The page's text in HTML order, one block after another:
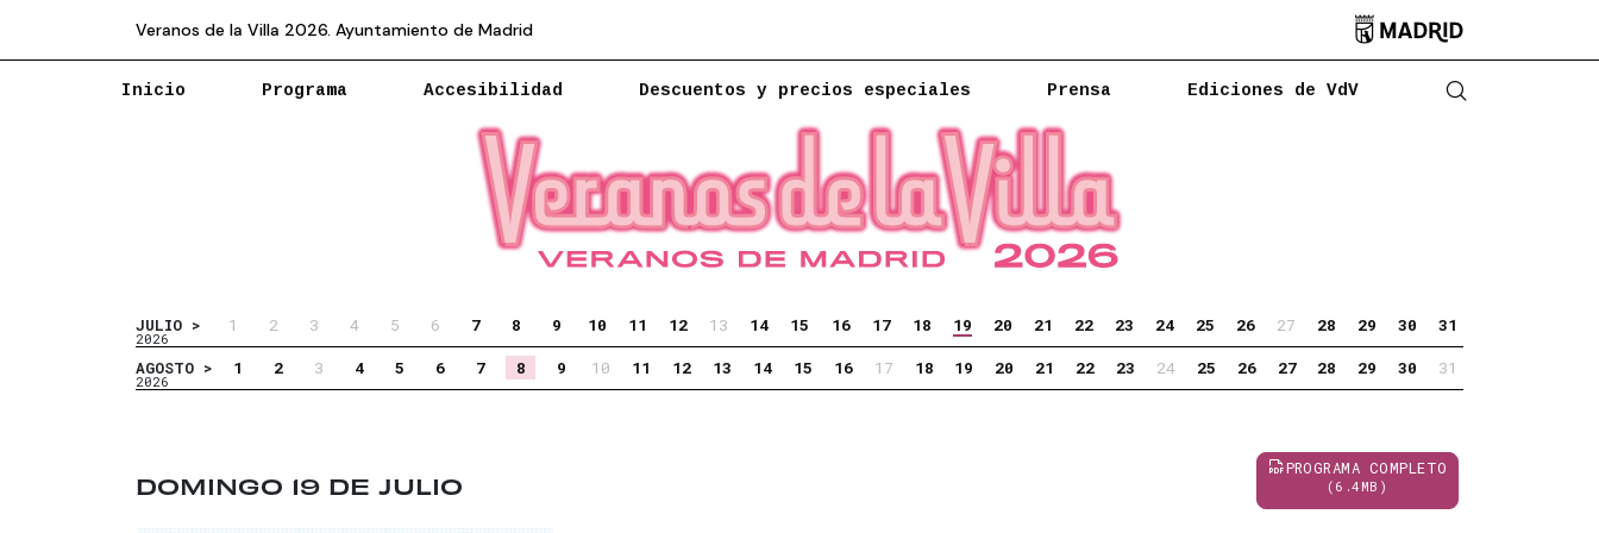

Veranos de la Villa 2026. Ayuntamiento de Madrid
Inicio Programa Accesibilidad Descuentos y precios especiales Prensa Ediciones de VdV Abrir
JULIO >
2026
1 2 3 4 5 6 7 8 9 10 11 12 13 14 15 16 17 18 19 20 21 22 23 24 25 26 27 28 29 30 31
AGOSTO >
2026
1 2 3 4 5 6 7 8 9 10 11 12 13 14 15 16 17 18 19 20 21 22 23 24 25 26 27 28 29 30 31
DOMINGO 19 DE JULIO
PROGRAMA COMPLETO
(6.4MB)